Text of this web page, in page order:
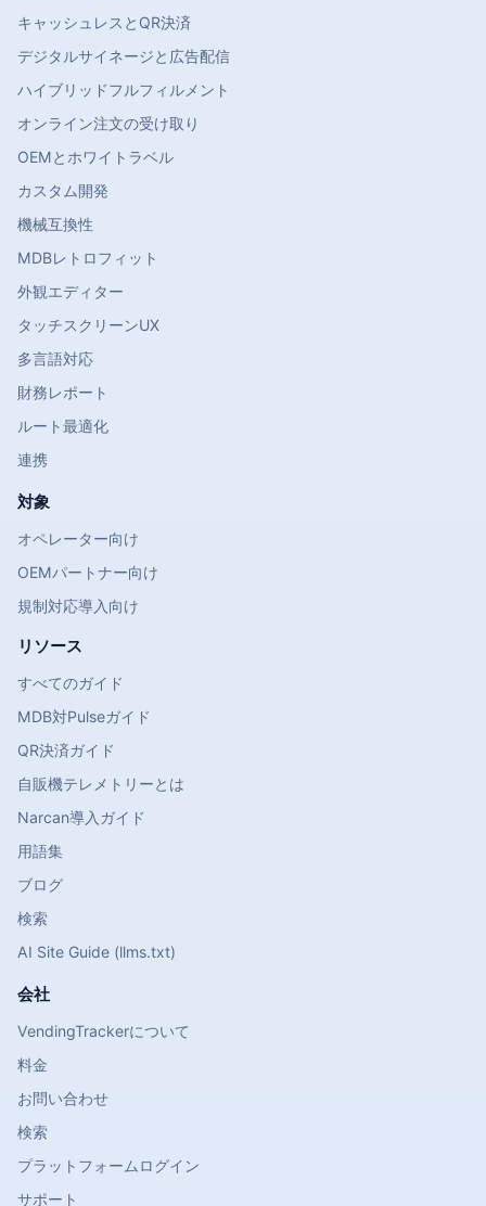
キャッシュレスとQR決済
デジタルサイネージと広告配信
ハイブリッドフルフィルメント
オンライン注文の受け取り
OEMとホワイトラベル
カスタム開発
機械互換性
MDBレトロフィット
外観エディター
タッチスクリーンUX
多言語対応
財務レポート
ルート最適化
連携
対象
オペレーター向け
OEMパートナー向け
規制対応導入向け
リソース
すべてのガイド
MDB対Pulseガイド
QR決済ガイド
自販機テレメトリーとは
Narcan導入ガイド
用語集
ブログ
検索
AI Site Guide (llms.txt)
会社
VendingTrackerについて
料金
お問い合わせ
検索
プラットフォームログイン
サポート